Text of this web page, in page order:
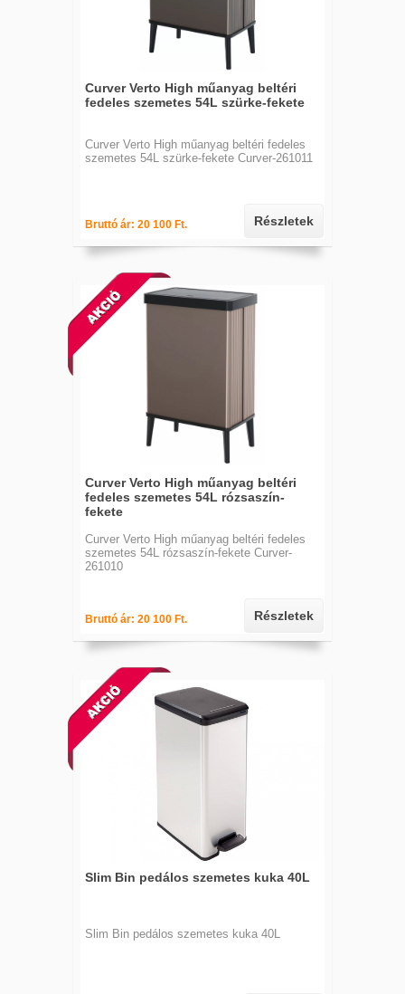
Curver Verto High műanyag beltéri
fedeles szemetes 54L szürke-fekete
Curver Verto High műanyag beltéri fedeles
szemetes 54L szürke-fekete Curver-261011
Bruttó ár: 20 100 Ft. Részletek
Curver Verto High műanyag beltéri
fedeles szemetes 54L rózsaszín-
fekete
Curver Verto High műanyag beltéri fedeles
szemetes 54L rózsaszín-fekete Curver-
261010
Bruttó ár: 20 100 Ft. Részletek
Slim Bin pedálos szemetes kuka 40L
Slim Bin pedálos szemetes kuka 40L